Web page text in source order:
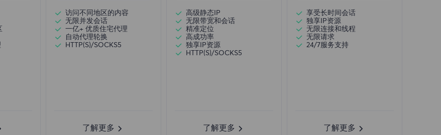
访问不同地区的内容
无限并发会话
一亿+ 优质住宅代理
自动代理轮换
HTTP(S)/SOCKS5
了解更多
高级静态IP
无限带宽和会话
精准定位
高成功率
独享IP资源
HTTP(S)/SOCKS5
了解更多
享受长时间会话
独享IP资源
无限连接和线程
无限请求
24/7服务支持
了解更多